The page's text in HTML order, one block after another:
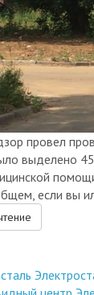
провел
выделено
если вы